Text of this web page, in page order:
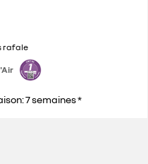
rafale
7 semaines *